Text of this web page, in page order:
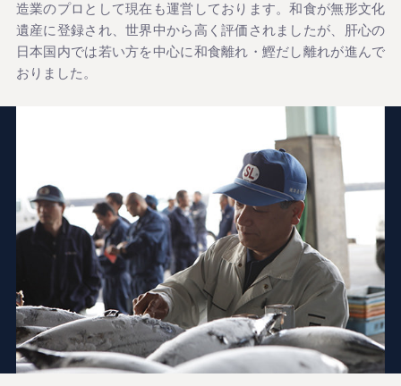
造業のプロとして現在も運営しております。和食が無形文化
遺産に登録され、世界中から高く評価されましたが、肝心の
日本国内では若い方を中心に和食離れ・鰹だし離れが進んで
おりました。